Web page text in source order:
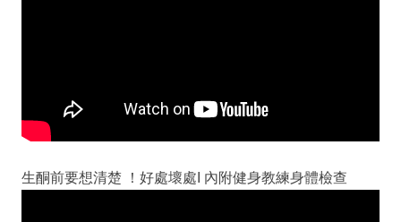
生酮前要想清楚 ！好處壞處I 內附健身教練身體檢查